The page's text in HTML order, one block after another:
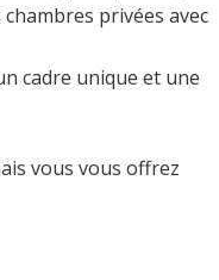
privées avec
cadre unique et une
vous vous offrez